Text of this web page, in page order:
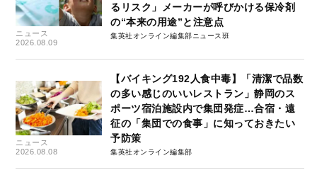
ニュース
2026.08.09
るリスク」メーカーが呼びかける保冷剤
の“本来の用途”と注意点
集英社オンライン編集部ニュース班
ニュース
2026.08.08
【バイキング192人食中毒】「清潔で品数
の多い感じのいいレストラン」静岡のス
ポーツ宿泊施設内で集団発症…合宿・遠
征の「集団での食事」に知っておきたい
予防策
集英社オンライン編集部